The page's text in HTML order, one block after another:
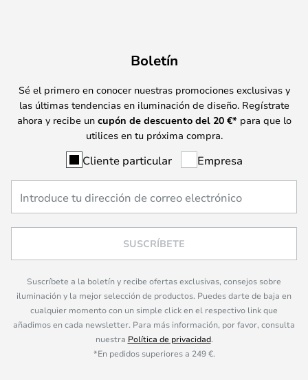
Boletín
Sé el primero en conocer nuestras promociones exclusivas y
las últimas tendencias en iluminación de diseño. Regístrate
ahora y recibe un cupón de descuento del 20 €* para que lo
utilices en tu próxima compra.
Cliente particular Empresa
SUSCRÍBETE
Suscríbete a la boletín y recibe ofertas exclusivas, consejos sobre
iluminación y la mejor selección de productos. Puedes darte de baja en
cualquier momento con un simple click en el respectivo link que
añadimos en cada newsletter. Para más información, por favor, consulta
nuestra Política de privacidad.
*En pedidos superiores a 249 €.